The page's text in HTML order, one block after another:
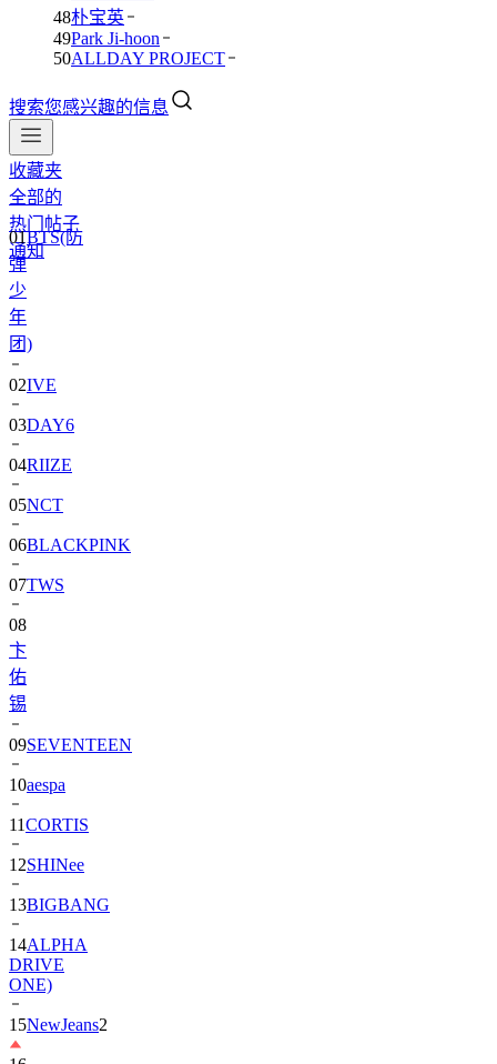
48朴宝英
49Park Ji-hoon
50ALLDAY PROJECT
搜索您感兴趣的信息
收藏夹
全部的
热门帖子
通知
01BTS(防
弹
少
年
团)
02IVE
03DAY6
04RIIZE
05NCT
06BLACKPINK
07TWS
08
卞
佑
锡
09
10aespa
11CORTIS
12SHINee
13BIGBANG
14ALPHA
DRIVE
ONE)
15NewJeans
16
朴